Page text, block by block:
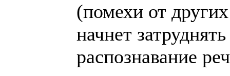
(помехи от
начнет
распознавание